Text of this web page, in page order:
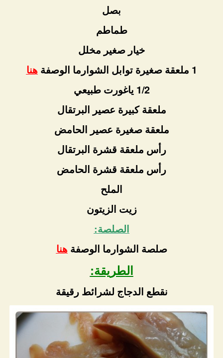
بصل
طماطم
خيار صغير مخلل
1 ملعقة صغيرة توابل الشوارما الوصفة
هنا
1/2 ياغورت طبيعي
ملعقة كبيرة عصير البرتقال
ملعقة صغيرة عصير الحامض
رأس ملعقة قشرة البرتقال
رأس ملعقة قشرة الحامض
الملح
زيت الزيتون
الصلصة:
صلصة الشوارما الوصفةهنا
الطريقة:
نقطع الدجاج لشرائط رقيقة